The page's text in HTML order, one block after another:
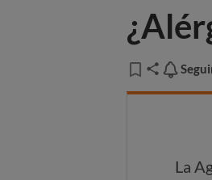
Seguir
La